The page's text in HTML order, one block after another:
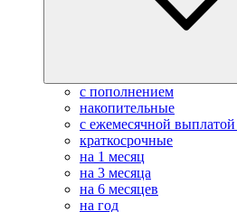
с пополнением
накопительные
с ежемесячной
краткосрочные
на 1 месяц
на 3 месяца
на 6 месяцев
на год